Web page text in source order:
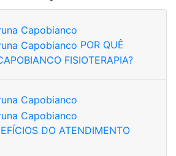
FISIOTERAPIA?
DO ATENDIMENTO